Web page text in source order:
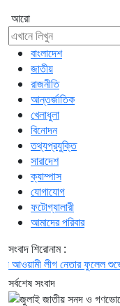
আরো
বাংলাদেশ
জাতীয়
রাজনীতি
আন্তর্জাতিক
খেলাধুলা
বিনোদন
তথ্যপ্রযুক্তি
সারাদেশ
ক্যাম্পাস
যোগাযোগ
ফটোগ্যালারী
আমাদের পরিবার
সংবাদ শিরোনাম :
লীগ নেতার ফুলেল শুভেচ্ছা,
সর্বশেষ সংবাদ